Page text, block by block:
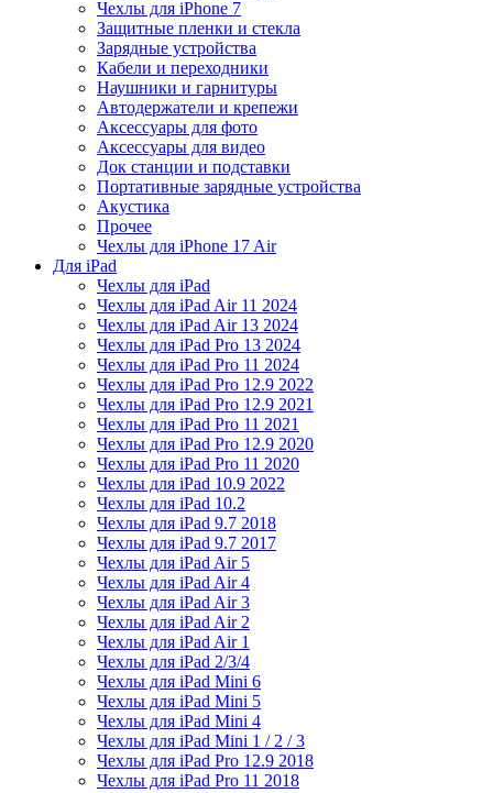
Чехлы для iPhone 7
Защитные пленки и стекла
Зарядные устройства
Кабели и переходники
Наушники и гарнитуры
Автодержатели и крепежи
Аксессуары для фото
Аксессуары для видео
Док станции и подставки
Портативные зарядные устройства
Акустика
Прочее
Чехлы для iPhone 17 Air
Для iPad
Чехлы для iPad
Чехлы для iPad Air 11 2024
Чехлы для iPad Air 13 2024
Чехлы для iPad Pro 13 2024
Чехлы для iPad Pro 11 2024
Чехлы для iPad Pro 12.9 2022
Чехлы для iPad Pro 12.9 2021
Чехлы для iPad Pro 11 2021
Чехлы для iPad Pro 12.9 2020
Чехлы для iPad Pro 11 2020
Чехлы для iPad 10.9 2022
Чехлы для iPad 10.2
Чехлы для iPad 9.7 2018
Чехлы для iPad 9.7 2017
Чехлы для iPad Air 5
Чехлы для iPad Air 4
Чехлы для iPad Air 3
Чехлы для iPad Air 2
Чехлы для iPad Air 1
Чехлы для iPad 2/3/4
Чехлы для iPad Mini 6
Чехлы для iPad Mini 5
Чехлы для iPad Mini 4
Чехлы для iPad Mini 1 / 2 / 3
Чехлы для iPad Pro 12.9 2018
Чехлы для iPad Pro 11 2018